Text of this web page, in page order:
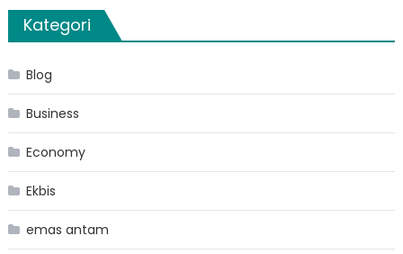
Kategori
Blog
Business
Economy
Ekbis
emas antam